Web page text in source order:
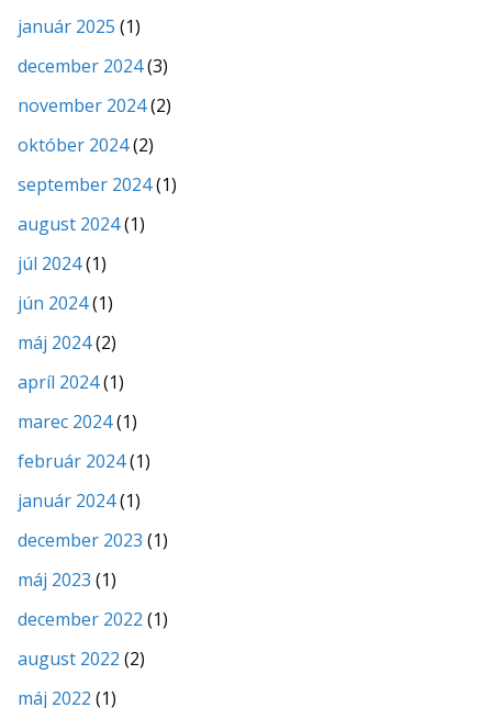
január 2025 (1)
december 2024(3)
november 2024(2)
október 2024(2)
september 2024(1)
august 2024(1)
júl 2024(1)
jún 2024(1)
máj 2024(2)
apríl 2024(1)
marec 2024(1)
február 2024(1)
január 2024(1)
december 2023 (1)
máj 2023 (1)
december 2022 (1)
august 2022 (2)
máj 2022 (1)